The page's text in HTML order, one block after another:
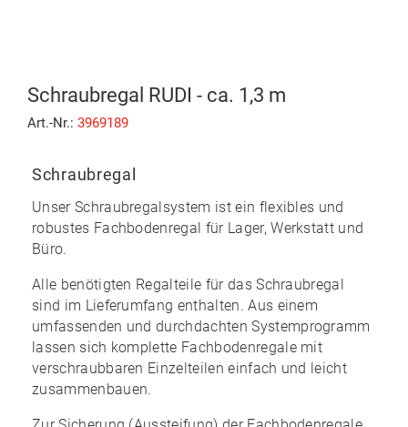
Schraubregal RUDI - ca. 1,3 m
Art.-Nr.: 3969189
Schraubregal
Unser Schraubregalsystem ist ein flexibles und
robustes Fachbodenregal für Lager, Werkstatt und
Büro.
Alle benötigten Regalteile für das Schraubregal
sind im Lieferumfang enthalten. Aus einem
umfassenden und durchdachten Systemprogramm
lassen sich komplette Fachbodenregale mit
verschraubbaren Einzelteileneinfach und leicht
zusammenbauen.